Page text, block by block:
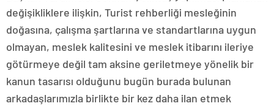
değişikliklere ilişkin, Turist rehberliği mesleğinin
doğasına, çalışma şartlarına ve standartlarına uygun
olmayan, meslek kalitesini ve meslek itibarını ileriye
götürmeye değil tam aksine geriletmeye yönelik bir
kanun tasarısı olduğunu bugün burada bulunan
arkadaşlarımızla birlikte bir kez daha ilan etmek